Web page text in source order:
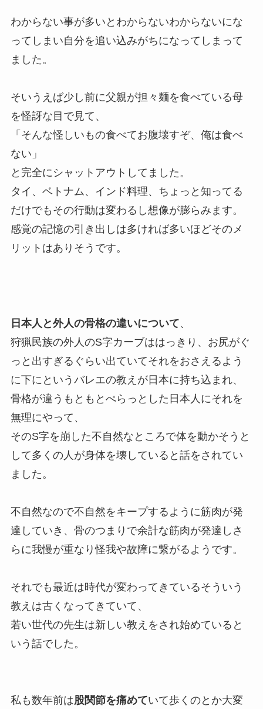
わからない事が多いとわからないわからないにな
ってしまい自分を追い込みがちになってしまって
ました。
そいうえば少し前に父親が担々麺を食べている母
を怪訝な目で見て、
「そんな怪しいもの食べてお腹壊すぞ、俺は食べ
ない」
と完全にシャットアウトしてました。
タイ、ベトナム、インド料理、ちょっと知ってる
だけでもその行動は変わるし想像が膨らみます。
感覚の記憶の引き出しは多ければ多いほどそのメ
リットはありそうです。
日本人と外人の骨格の違いについて、
狩猟民族の外人のS字カーブははっきり、お尻がぐ
っと出すぎるぐらい出ていてそれをおさえるよう
に下にというバレエの教えが日本に持ち込まれ、
骨格が違うもともとぺらっとした日本人にそれを
無理にやって、
そのS字を崩した不自然なところで体を動かそうと
して多くの人が身体を壊していると話をされてい
ました。
不自然なので不自然をキープするように筋肉が発
達していき、骨のつまりで余計な筋肉が発達しさ
らに我慢が重なり怪我や故障に繋がるようです。
それでも最近は時代が変わってきているそういう
教えは古くなってきていて、
若い世代の先生は新しい教えをされ始めていると
いう話でした。
私も数年前は股関節を痛めていて歩くのとか大変